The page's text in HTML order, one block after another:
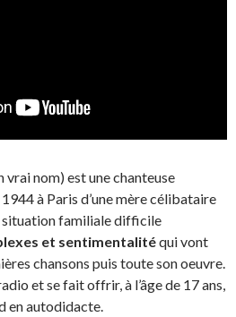
vrai nom) est une chanteuse
à Paris d’une mère célibataire
situation familiale difficile
et sentimentalitéqui vont
chansons puis toute son oeuvre.
et se fait offrir, à l’âge de 17 ans,
en autodidacte.